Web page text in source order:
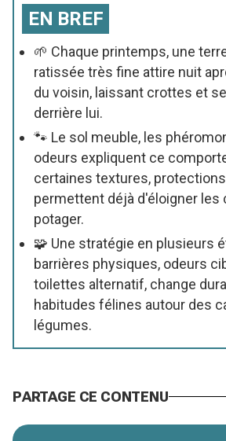
EN BREF
🌱 Chaque printemps, une
ratissée très fine attire nuit
du voisin, laissant crottes et
derrière lui.
🐾 Le sol meuble, les
odeurs expliquent ce
certaines textures,
permettent déjà d'éloigner les
potager.
🧩 Une stratégie en plusieurs
barrières physiques, odeurs
toilettes alternatif, change
habitudes félines autour des
légumes.
PARTAGE CE CONTENU